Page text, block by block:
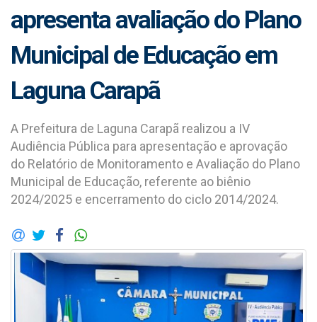
apresenta avaliação do Plano
Municipal de Educação em
Laguna Carapã
A Prefeitura de Laguna Carapã realizou a IV
Audiência Pública para apresentação e aprovação
do Relatório de Monitoramento e Avaliação do Plano
Municipal de Educação, referente ao biênio
2024/2025 e encerramento do ciclo 2014/2024.